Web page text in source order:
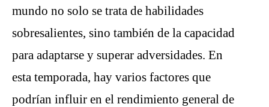
mundo no solo se trata de habilidades
sobresalientes, sino también de la capacidad
para adaptarse y superar adversidades. En
esta temporada, hay varios factores que
podrían influir en el rendimiento general de